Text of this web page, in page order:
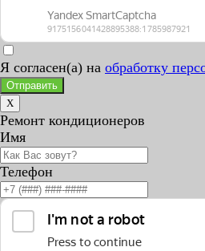
Я согласен(а) на обработку
Отправить
X
Ремонт кондиционеров
Имя
Телефон